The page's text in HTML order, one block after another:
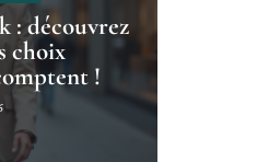
: découvrez
choix
!